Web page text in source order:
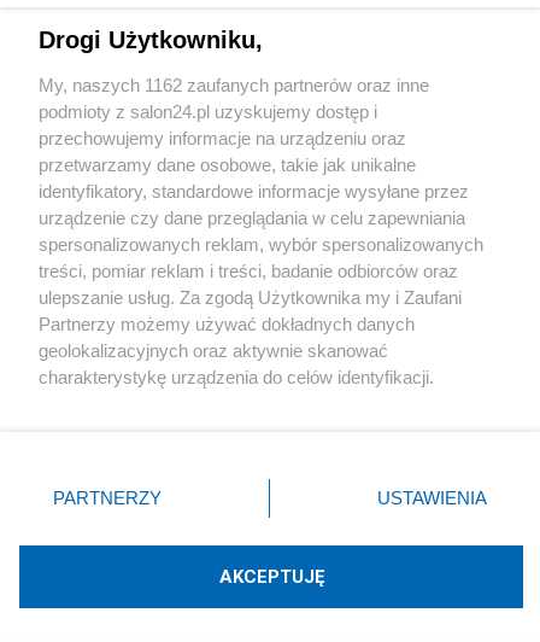
Sport
Społeczeństwo
Kultura
X Facebook Instagram Youtube
Technologię dostarcza:W3media.pl
Drogi Użytkowniku,
My, naszych 1162 zaufanych partnerów oraz inne
podmioty z salon24.pl uzyskujemy dostęp i
przechowujemy informacje na urządzeniu oraz
przetwarzamy dane osobowe, takie jak unikalne
identyfikatory, standardowe informacje wysyłane przez
urządzenie czy dane przeglądania w celu zapewniania
spersonalizowanych reklam, wybór spersonalizowanych
treści, pomiar reklam i treści, badanie odbiorców oraz
ulepszanie usług. Za zgodą Użytkownika my i Zaufani
Partnerzy możemy używać dokładnych danych
geolokalizacyjnych oraz aktywnie skanować
charakterystykę urządzenia do celów identyfikacji.
zmienić/wycofać klikając przycisk ustawień prywatności
znajdujący się w lewym dolnym rogu strony
rodzaje przetwarzania danych nie wymagają zgody
użytkownika, ale masz prawo sprzeciwić się takiemu
PARTNERZY USTAWIENIA
AKCEPTUJĘ